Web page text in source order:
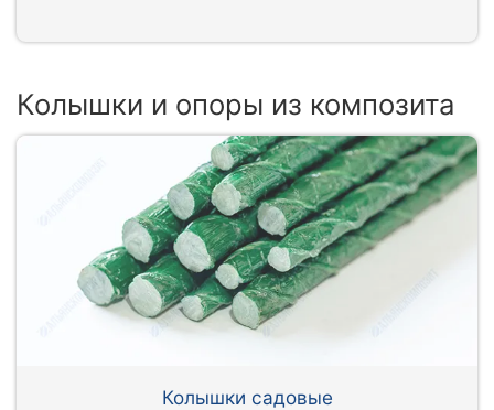
Колышки и опоры из композита
Колышки садовые